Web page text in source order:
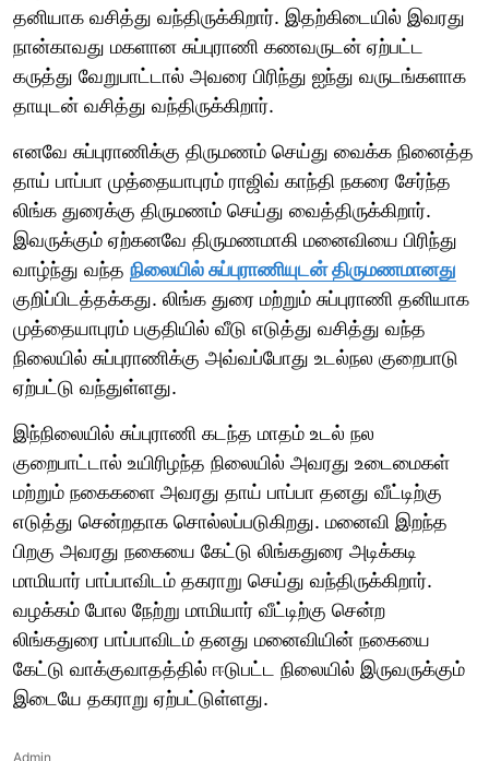
தனியாக வசித்து வந்திருக்கிறார். இதற்கிடையில் இவரது
நான்காவது மகளான சுப்புராணி கணவருடன் ஏற்பட்ட
கருத்து வேறுபாட்டால் அவரை பிரிந்து ஐந்து வருடங்களாக
தாயுடன் வசித்து வந்திருக்கிறார்.
எனவே சுப்புராணிக்கு திருமணம் செய்து வைக்க நினைத்த
தாய் பாப்பா முத்தையாபுரம் ராஜிவ் காந்தி நகரை சேர்ந்த
லிங்க துரைக்கு திருமணம் செய்து வைத்திருக்கிறார்.
இவருக்கும் ஏற்கனவே திருமணமாகி மனைவியை பிரிந்து
வாழ்ந்து வந்த நிலையில் சுப்புராணியுடன் திருமணமானது
குறிப்பிடத்தக்கது. லிங்க துரை மற்றும் சுப்புராணி தனியாக
முத்தையாபுரம் பகுதியில் வீடு எடுத்து வசித்து வந்த
நிலையில் சுப்புராணிக்கு அவ்வப்போது உடல்நல குறைபாடு
ஏற்பட்டு வந்துள்ளது.
இந்நிலையில் சுப்புராணி கடந்த மாதம் உடல் நல
குறைபாட்டால் உயிரிழந்த நிலையில் அவரது உடைமைகள்
மற்றும் நகைகளை அவரது தாய் பாப்பா தனது வீட்டிற்கு
எடுத்து சென்றதாக சொல்லப்படுகிறது. மனைவி இறந்த
பிறகு அவரது நகையை கேட்டு லிங்கதுரை அடிக்கடி
மாமியார் பாப்பாவிடம் தகராறு செய்து வந்திருக்கிறார்.
வழக்கம் போல நேற்று மாமியார் வீட்டிற்கு சென்ற
லிங்கதுரை பாப்பாவிடம் தனது மனைவியின் நகையை
கேட்டு வாக்குவாதத்தில் ஈடுபட்ட நிலையில் இருவருக்கும்
இடையே தகராறு ஏற்பட்டுள்ளது.
Admin